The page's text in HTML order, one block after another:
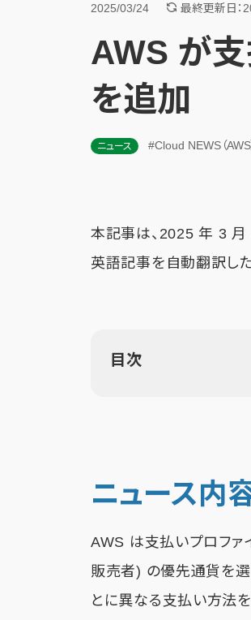
2025/03/24 最終更新日：
AWS が
を追加
ニュース #Cloud NEWS（AWS
本記事は、2025 年 3
英語記事を自動翻訳した
目次
ニュース内
AWS は支払いプロファ
販売者) の優先通貨を選
とに異なる支払い方法